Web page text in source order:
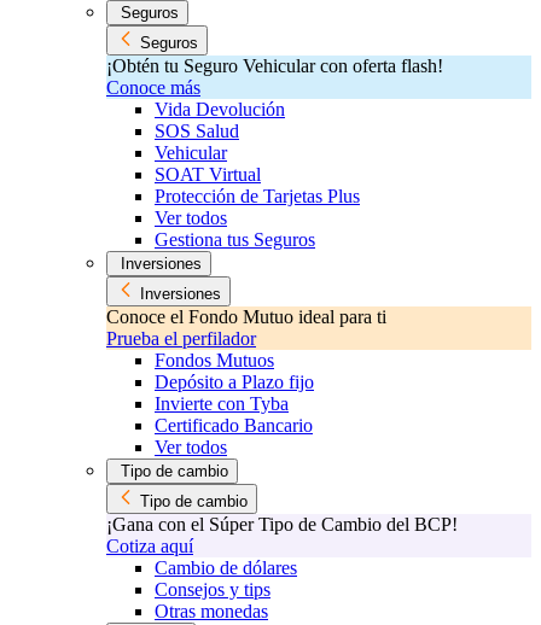
Seguros
Seguros
¡Obtén tu Seguro Vehicular con oferta flash!
Conoce más
Vida Devolución
SOS Salud
Vehicular
SOAT Virtual
Protección de Tarjetas Plus
Ver todos
Gestiona tus Seguros
Inversiones
Inversiones
Conoce el Fondo Mutuo ideal para ti
Prueba el perfilador
Fondos Mutuos
Depósito a Plazo fijo
Invierte con Tyba
Certificado Bancario
Ver todos
Tipo de cambio
Tipo de cambio
¡Gana con el Súper Tipo de Cambio del BCP!
Cotiza aquí
Cambio de dólares
Consejos y tips
Otras monedas